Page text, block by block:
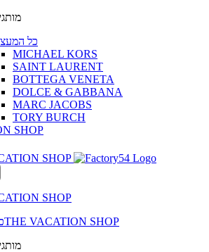
כל
MICHAEL KORS
SAINT LAURENT
BOTTEGA VENETA
DOLCE & GABBANA
MARC JACOBS
TORY BURCH
SHOP
SHOP
SHOP
כל הTHE VACATION SHOP